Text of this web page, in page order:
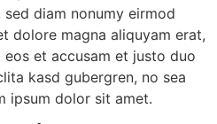
diam nonumy eirmod
dolore magna aliquyam erat,
et accusam et justo duo
kasd gubergren, no sea
ipsum dolor sit amet.